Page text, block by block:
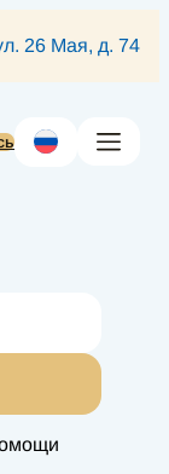
26 Мая, д. 74